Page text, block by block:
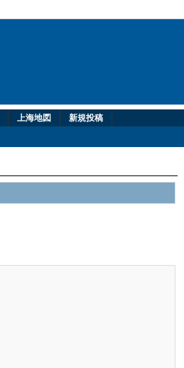
上海地図 新規投稿